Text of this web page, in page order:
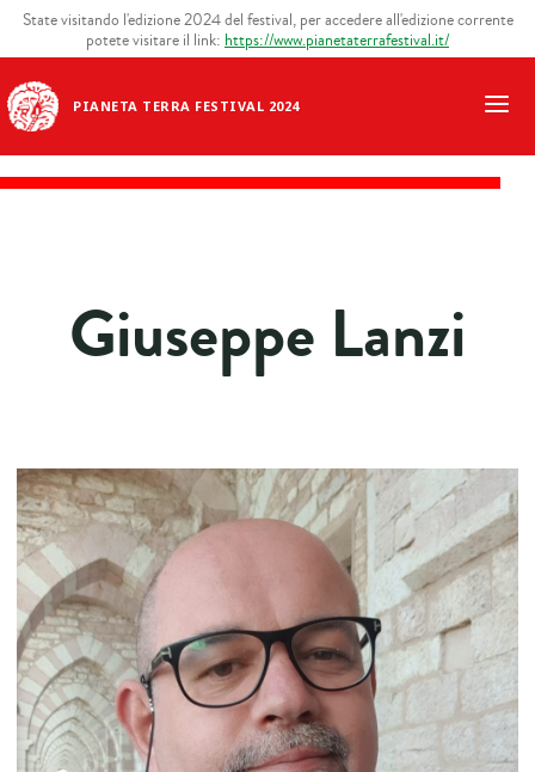
PIANETA TERRA FESTIVAL 2024
State visitando l'edizione 2024 del festival, per accedere all'edizione corrente
potete visitare il link: https://www.pianetaterrafestival.it/
Giuseppe Lanzi